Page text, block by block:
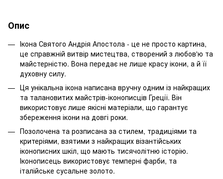
Опис
Ікона Святого Андрія Апостола - це не просто картина,
це справжній витвір мистецтва, створений з любов'ю та
майстерністю. Вона передає не лише красу ікони, а й її
духовну силу.
Ця унікальна ікона написана вручну одним із найкращих
та талановитих майстрів-іконописців Греції. Він
використовує лише якісні матеріали, що гарантує
збереження ікони на довгі роки.
Позолочена та розписана за стилем, традиціями та
критеріями, взятими з найкращих візантійських
іконописних шкіл, що мають тисячолітню історію.
Іконописець використовує темперні фарби, та
італійське сусальне золото.